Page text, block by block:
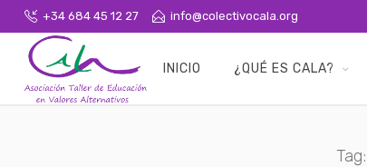
+34 684 45 12 27 info@colectivocala.org
INICIO ¿QUÉ ES CALA?
Tag: